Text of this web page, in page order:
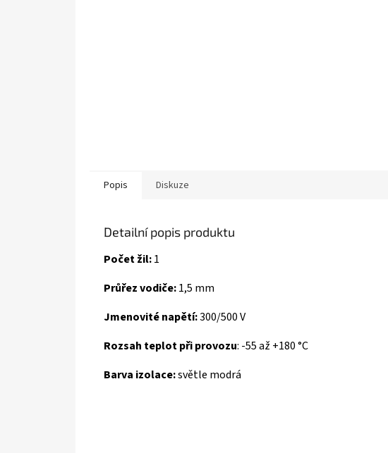
Popis Diskuze
Detailní popis produktu
Počet žil:1
Průřez vodiče:1,5 mm
Jmenovité napětí:300/500 V
Rozsah teplot při provozu: -55 až +180 °C
Barva izolace:světle modrá